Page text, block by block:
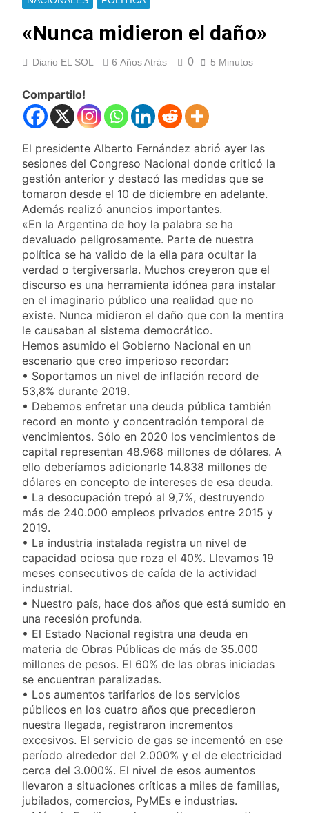
padre de Lionel
Messi, a los 68 años
12 Horas Atrás
Thiago Medina fue
imputado
La CGT y las dos
CTA profundizan su
plan de lucha con
nuevas marchas
contra el Gobierno
14 Horas Atrás
La noche del Afro
Quilmeño: boxeo de
primer nivel en la sede
de Quilmes
1 Día Atrás
La Diócesis de
Quilmes celebró la
visita del Papa León
XIV a la Argentina
1 Día Atrás
Figuras de la cultura
se sumaron a la
marcha frente al
Congreso contra la
Ley de Propiedad
Privada
1 Día Atrás
Nueva jornada
negativa para los
activos argentinos:
cayeron las acciones
en Wall Street y el
riesgo país quedó al
borde de los 450
puntos
1 Día Atrás
Jorge Macri condenó
los disturbios frente
al Congreso y
calificó a los
responsables como
anarquistas»
2 Días Atrás
Día Internacional de
secretos para
servirla
correctamente
2 Días Atrás
El frío polar se
instala en Buenos
Aires: mejora el
tiempo y llegan las
temperaturas más
bajas de la semana
2 Días Atrás
Día de San Cayetano:
por qué se celebra
cada 7 de agosto y
qué representa para
los argentinos
2 Días Atrás
El Senado aprobó la
privada, pero el
Gobierno debió
eliminar otro capítulo
2 Días Atrás
Incidentes frente al
Congreso durante la
protesta contra la
Ley de Propiedad
Privada: hubo
enfrentamientos
La Fiscalía rechazó el
pedido para
suspender el juicio
contra Pity Alvarez
2 Días Atrás
67 barrios full LED en
Florencio Varela
El temporal se
despide del AMBA:
cuándo dejará de
llover y llega una ola
de frío con mínimas
cercanas a 1°C
2 Días Atrás
Kicillof marchó
contra la Ley de
Propiedad Privada de
Milei
2 Días Atrás
«Nunca midieron el daño»
Diario EL SOL 6 Años Atrás 0 5 Minutos
Compartilo!
El presidente Alberto Fernández abrió ayer las
sesiones del Congreso Nacional donde criticó la
gestión anterior y destacó las medidas que se
tomaron desde el 10 de diciembre en adelante.
Además realizó anuncios importantes.
«En la Argentina de hoy la palabra se ha
devaluado peligrosamente. Parte de nuestra
política se ha valido de la ella para ocultar la
verdad o tergiversarla. Muchos creyeron que el
discurso es una herramienta idónea para instalar
en el imaginario público una realidad que no
existe. Nunca midieron el daño que con la mentira
le causaban al sistema democrático.
Hemos asumido el Gobierno Nacional en un
escenario que creo imperioso recordar:
• Soportamos un nivel de inflación record de
53,8% durante 2019.
• Debemos enfretar una deuda pública también
record en monto y concentración temporal de
vencimientos. Sólo en 2020 los vencimientos de
capital representan 48.968 millones de dólares. A
ello deberíamos adicionarle 14.838 millones de
dólares en concepto de intereses de esa deuda.
• La desocupación trepó al 9,7%, destruyendo
más de 240.000 empleos privados entre 2015 y
2019.
• La industria instalada registra un nivel de
capacidad ociosa que roza el 40%. Llevamos 19
meses consecutivos de caída de la actividad
industrial.
• Nuestro país, hace dos años que está sumido en
una recesión profunda.
• El Estado Nacional registra una deuda en
materia de Obras Públicas de más de 35.000
millones de pesos. El 60% de las obras iniciadas
se encuentran paralizadas.
• Los aumentos tarifarios de los servicios
públicos en los cuatro años que precedieron
nuestra llegada, registraron incrementos
excesivos. El servicio de gas se incementó en ese
período alrededor del 2.000% y el de electricidad
cerca del 3.000%. El nivel de esos aumentos
llevaron a situaciones críticas a miles de familias,
jubilados, comercios, PyMEs e industrias.